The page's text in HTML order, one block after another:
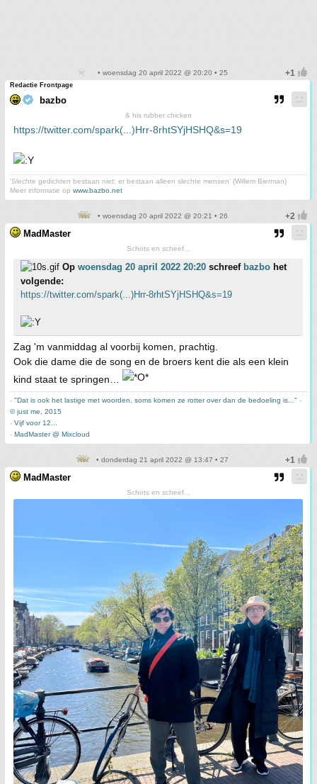
• woensdag 20 april 2022 @ 20:20 • 25
Redactie Frontpage
bazbo
& his rubber chicken
https://twitter.com/spark(...)Hrr-8rhtSYjHSHQ&s=19
'Slechte gedichten bestaan niet; er bestaan alleen slechte mensen' (Willem Bierman)
Meer informatie op www.bazbo.net
• woensdag 20 april 2022 @ 20:21 • 26
MadMaster
Schots en scheef...
Op woensdag 20 april 2022 20:20 schreef bazbo het
volgende:
https://twitter.com/spark(...)Hrr-8rhtSYjHSHQ&s=19
Zag 'm vanmiddag al voorbij komen, prachtig.
Ook die dame die de song en de broers kent die als een klein
kind staat te springen…
- "Dat is ook het lastige met woorden, soms komen ze rotter over dan de bedoeling is..." -
© just me, 2015
- Vijf voor 12...
- MadMaster @ Mixcloud
• donderdag 21 april 2022 @ 13:47 • 27
MadMaster
Schots en scheef...